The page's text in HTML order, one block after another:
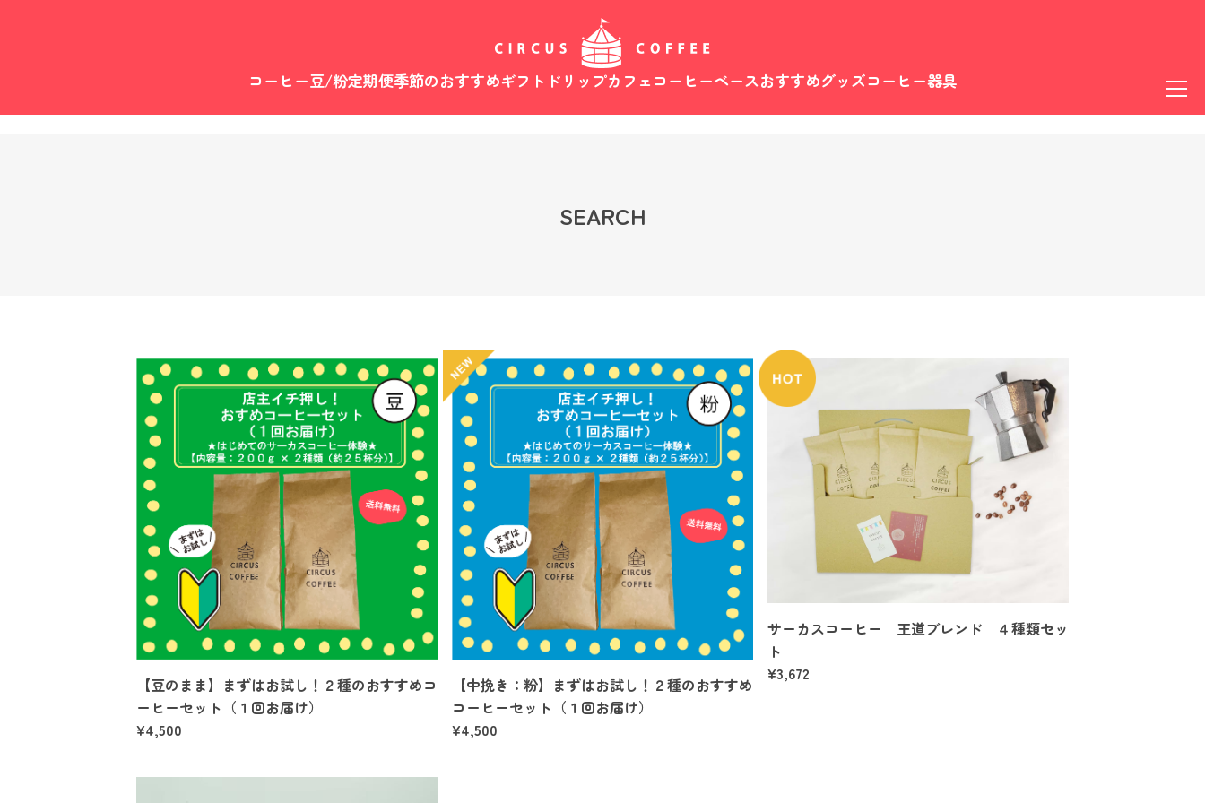
コーヒー豆/粉定期便季節のおすすめギフト ドリップカフェ コーヒーベースおすすめグッズコーヒー器具
SEARCH
【豆のまま】まずはお試し！２種のおすすめコ
ーヒーセット（１回お届け）
¥4,500
【中挽き：粉】まずはお試し！２種のおすすめ
コーヒーセット（１回お届け）
¥4,500
サーカスコーヒー 王道ブレンド ４種類セッ
ト
¥3,672